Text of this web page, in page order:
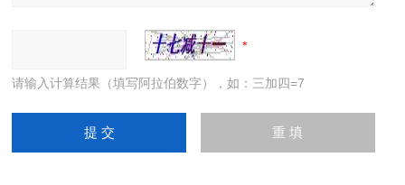
请输入计算结果（填写阿拉伯数字），如：三加四=7